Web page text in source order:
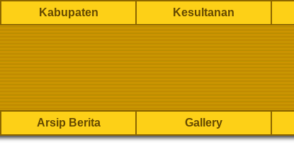
Kabupaten Kesultanan
Arsip Berita Gallery